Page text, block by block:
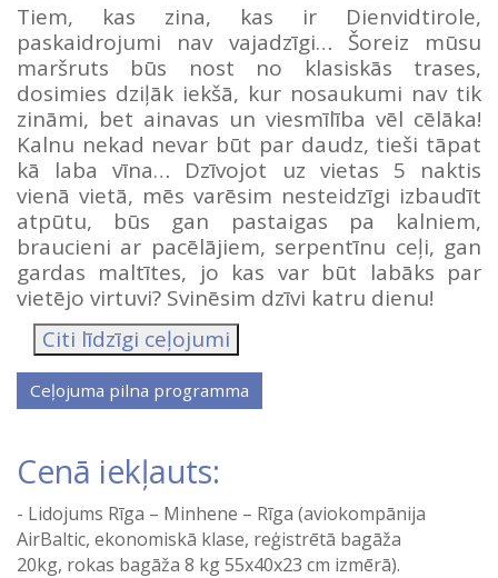
Tiem, kas zina, kas ir Dienvidtirole,
paskaidrojumi nav vajadzīgi… Šoreiz mūsu
maršruts būs nost no klasiskās trases,
dosimies dziļāk iekšā, kur nosaukumi nav tik
zināmi, bet ainavas un viesmīlība vēl cēlāka!
Kalnu nekad nevar būt par daudz, tieši tāpat
kā laba vīna… Dzīvojot uz vietas 5 naktis
vienā vietā, mēs varēsim nesteidzīgi izbaudīt
atpūtu, būs gan pastaigas pa kalniem,
braucieni ar pacēlājiem, serpentīnu ceļi, gan
gardas maltītes, jo kas var būt labāks par
vietējo virtuvi? Svinēsim dzīvi katru dienu!
Citi līdzīgi ceļojumi
Cenā iekļauts:
Lidojums Rīga – Minhene – Rīga (aviokompānija
AirBaltic, ekonomiskā klase, reģistrētā bagāža
20kg, rokas bagāža 8 kg 55x40x23 cm izmērā).